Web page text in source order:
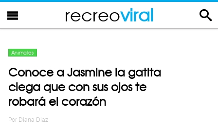
recreoviral
Animales
Conoce a Jasmine la gatita
ciega que con sus ojos te
robará el corazón
Por Diana Diaz